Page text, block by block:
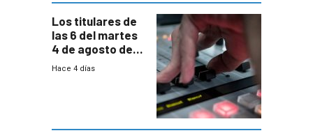
Los titulares de
las 6 del martes
4 de agosto de
2026
Hace 4 días